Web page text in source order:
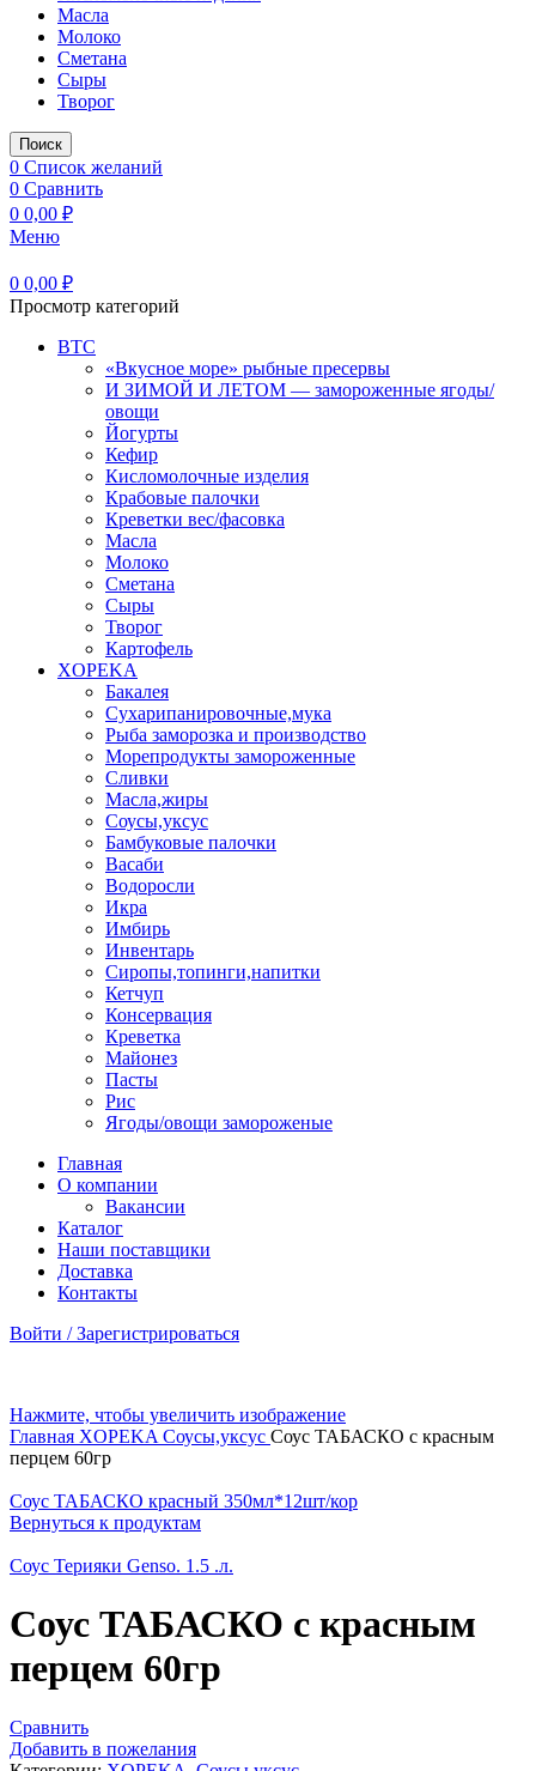
Масла
Молоко
Сметана
Сыры
Творог
Поиск
0 Список желаний
0 Сравнить
0 0,00 ₽
Меню
0 0,00 ₽
Просмотр категорий
BTC
«Вкусное море» рыбные пресервы
И ЗИМОЙ И ЛЕТОМ — замороженные ягоды/
овощи
Йогурты
Кефир
Кисломолочные изделия
Крабовые палочки
Креветки вес/фасовка
Масла
Молоко
Сметана
Сыры
Творог
Картофель
XOPEKA
Бакалея
Сухарипанировочные,мука
Рыба заморозка и производство
Морепродукты замороженные
Сливки
Масла,жиры
Соусы,уксус
Бамбуковые палочки
Васаби
Водоросли
Икра
Имбирь
Инвентарь
Сиропы,топинги,напитки
Кетчуп
Консервация
Креветка
Майонез
Пасты
Рис
Ягоды/овощи замороженые
Главная
О компании
Вакансии
Каталог
Наши поставщики
Доставка
Контакты
Войти / Зарегистрироваться
Нажмите, чтобы увеличить изображение
Главная XOPEKA Соусы,уксус Соус ТАБАСКО с красным
перцем 60гр
Соус ТАБАСКО красный 350мл*12шт/кор
Вернуться к продуктам
Соус Терияки Genso. 1.5 .л.
Соус ТАБАСКО с красным
перцем 60гр
Сравнить
Добавить в пожелания